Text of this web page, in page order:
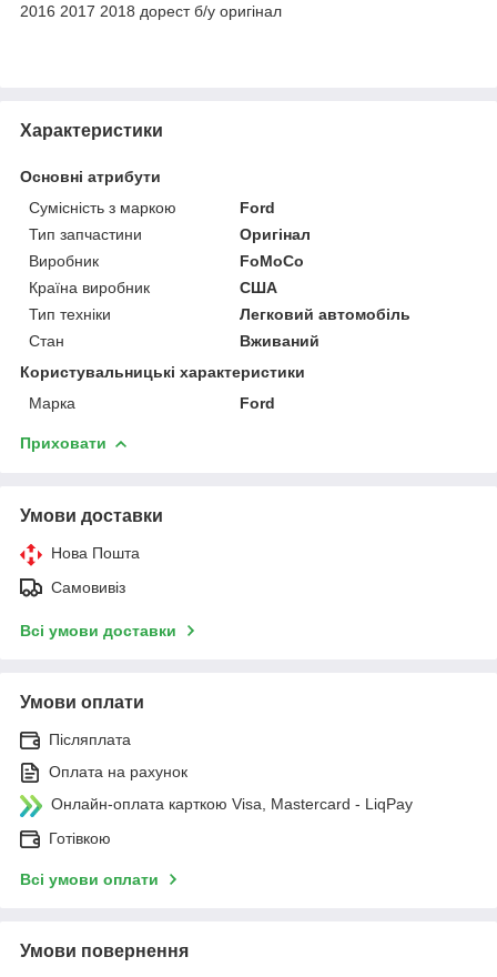
2016 2017 2018 дорест б/у оригінал
Характеристики
Основні атрибути
Сумісність з маркою
Ford
Тип запчастини
Оригінал
Виробник
FoMoCo
Країна виробник
США
Тип техніки
Легковий автомобіль
Стан
Вживаний
Користувальницькі характеристики
Марка
Ford
Приховати
Умови доставки
Нова Пошта
Самовивіз
Всі умови доставки
Умови оплати
Післяплата
Оплата на рахунок
Онлайн-оплата карткою Visa, Mastercard - LiqPay
Готівкою
Всі умови оплати
Умови повернення